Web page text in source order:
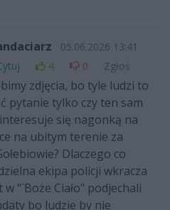
05.06.2026 13:41
4 0 Zgłoś
zdjęcia, bo tyle ludzi to
pytanie tylko czy ten sam
się nagonką na
na ubitym terenie za
Dlaczego co
ekipa policji wkracza
w "`Boże Ciało" podjechali
bo ludzie by nie